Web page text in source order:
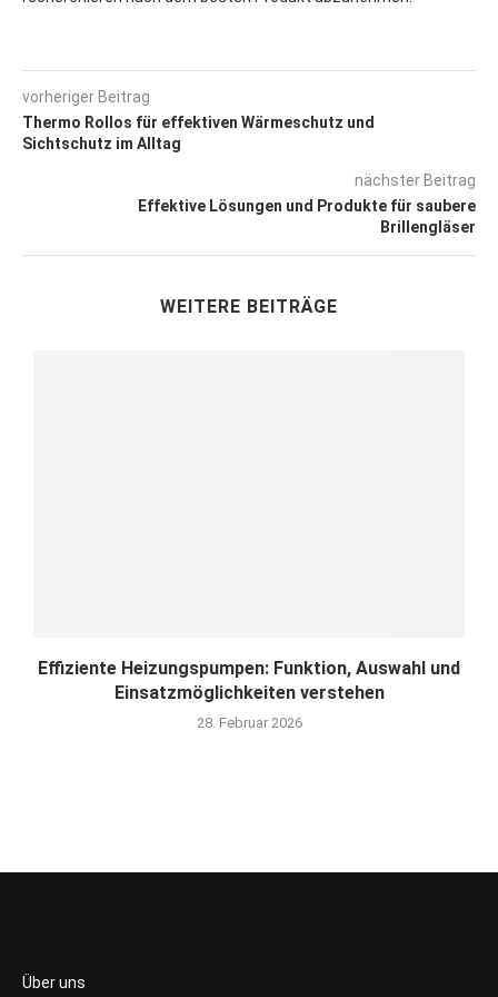
vorheriger Beitrag
Thermo Rollos für effektiven Wärmeschutz und
Sichtschutz im Alltag
nächster Beitrag
Effektive Lösungen und Produkte für saubere
Brillengläser
WEITERE BEITRÄGE
Effiziente Heizungspumpen: Funktion, Auswahl und
Einsatzmöglichkeiten verstehen
28. Februar 2026
Über uns